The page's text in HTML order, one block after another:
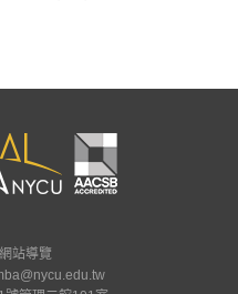
網站導覽